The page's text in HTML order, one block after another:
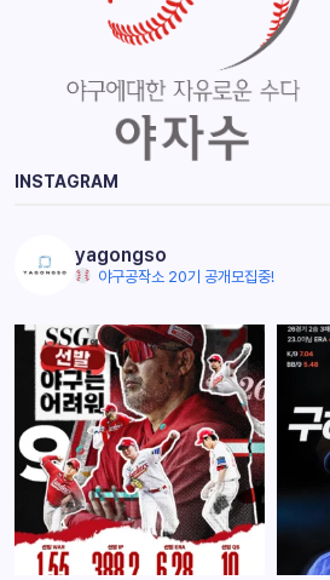
INSTAGRAM
yagongso
야구공작소 20기 공개모집중!